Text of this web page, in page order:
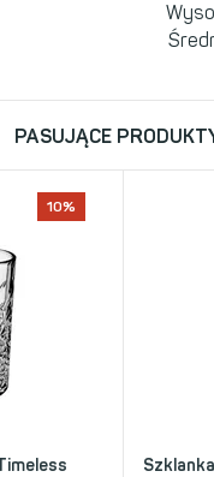
PASUJĄCE
10%